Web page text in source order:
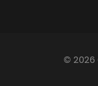
© 2026